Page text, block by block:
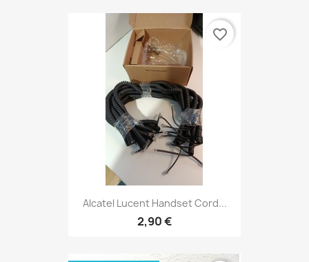
Alcatel Lucent Handset Cord...
2,90 €
favorite_border